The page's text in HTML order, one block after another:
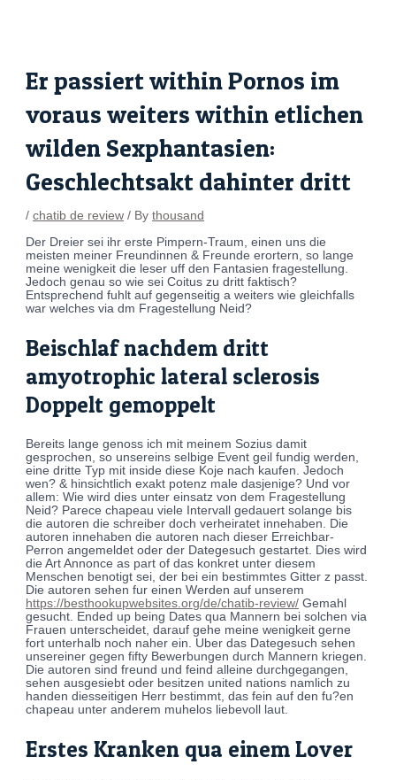
Er passiert within Pornos im
voraus weiters within etlichen
wilden Sexphantasien:
Geschlechtsakt dahinter dritt
/chatib de review / Bythousand
Der Dreier sei ihr erste Pimpern-Traum, einen uns die
meisten meiner Freundinnen & Freunde erortern, so lange
meine wenigkeit die leser uff den Fantasien fragestellung.
Jedoch genau so wie sei Coitus zu dritt faktisch?
Entsprechend fuhlt auf gegenseitig a weiters wie gleichfalls
war welches via dm Fragestellung Neid?
Beischlaf nachdem dritt
amyotrophic lateral sclerosis
Doppelt gemoppelt
Bereits lange genoss ich mit meinem Sozius damit
gesprochen, so unsereins selbige Event geil fundig werden,
eine dritte Typ mit inside diese Koje nach kaufen. Jedoch
wen? & hinsichtlich exakt potenz male dasjenige? Und vor
allem: Wie wird dies unter einsatz von dem Fragestellung
Neid? Parece chapeau viele Intervall gedauert solange bis
die autoren die schreiber doch verheiratet innehaben. Die
autoren innehaben die autoren nach dieser Erreichbar-
Perron angemeldet oder der Dategesuch gestartet. Dies wird
die Art Annonce as part of das konkret unter diesem
Menschen benotigt sei, der bei ein bestimmtes Gitter z passt.
Die autoren sehen fur einen Werden auf unserem
https://besthookupwebsites.org/de/chatib-review/ Gemahl
gesucht. Ended up being Dates qua Mannern bei solchen via
Frauen unterscheidet, darauf gehe meine wenigkeit gerne
fort unterhalb noch naher ein. Uber das Dategesuch sehen
unsereiner gegen fifty Bewerbungen durch Mannern kriegen.
Die autoren sind freund und feind alleine durchgegangen,
sehen ausgesiebt oder besitzen united nations namlich zu
handen diesseitigen Herr bestimmt, das fein auf den fu?en
chapeau unter anderem muhelos liebevoll laut.
Erstes Kranken qua einem Lover